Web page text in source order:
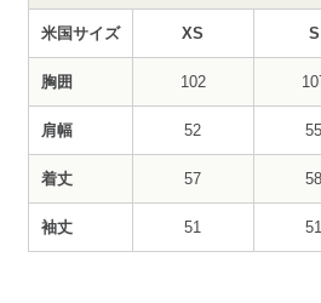
米国サイズ XS S
胸囲 102
肩幅 52 55
着丈 57 58
袖丈 51 51